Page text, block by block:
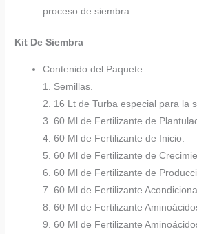
proceso de siembra.
Kit De Siembra
Contenido del Paquete:
1. Semillas.
2. 16 Lt de Turba especial para la
3. 60 Ml de Fertilizante de
4. 60 Ml de Fertilizante de Inicio.
5. 60 Ml de Fertilizante de
6. 60 Ml de Fertilizante de
7. 60 Ml de Fertilizante
8. 60 Ml de Fertilizante
9. 60 Ml de Fertilizante